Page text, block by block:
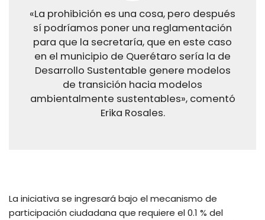
«La prohibición es una cosa, pero después
sí podríamos poner una reglamentación
para que la secretaría, que en este caso
en el municipio de Querétaro sería la de
Desarrollo Sustentable genere modelos
de transición hacia modelos
ambientalmente sustentables», comentó
Erika Rosales.
La iniciativa se ingresará bajo el mecanismo de
participación ciudadana que requiere el 0.1 % del